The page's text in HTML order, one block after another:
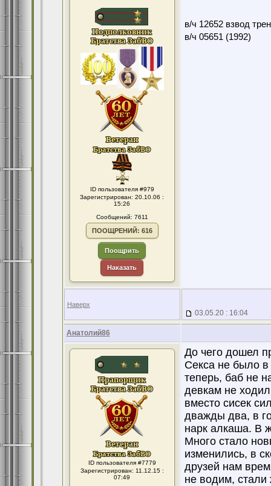
ID пользователя #979
Зарегистрирован: 20.10.06 :
15:26
Сообщений: 7611
ПООЩРЕНИЙ: 616
Поощрить
Наказать
в/ч 12652 взвод
в/ч 05651 (1992)
Наверх
03.05.20 : 16:04
Анатолий86
ID пользователя #7779
Зарегистрирован: 11.12.15 :
07:49
До чего дошел
Секса не было в
теперь, баб не
девкам не
вместо сисек
дважды два, в
нарк алкаша. В
Много стало
изменились, в
друзей нам
не водим, стали